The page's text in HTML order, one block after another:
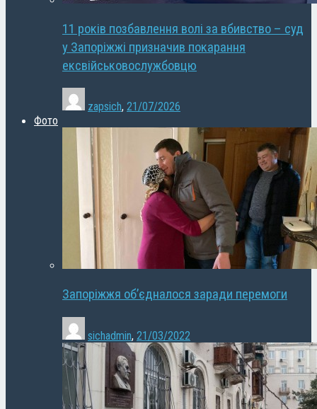
11 років позбавлення волі за вбивство – суд
у Запоріжжі призначив покарання
ексвійськовослужбовцю
zapsich, 21/07/2026
Фото
Запоріжжя об’єдналося заради перемоги
sichadmin, 21/03/2022